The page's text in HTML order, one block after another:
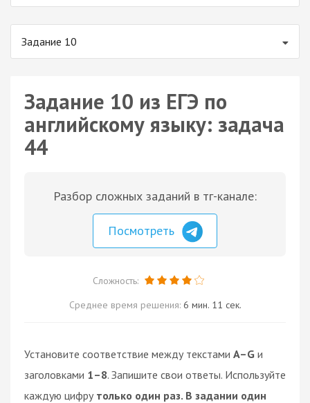
Задание 10
Задание 10 из ЕГЭ по
английскому языку: задача
44
Разбор сложных заданий в тг-канале:
Посмотреть
Сложность:
Среднее время решения: 6 мин. 11 сек.
Установите соответствие между текстами A–G и
заголовками 1–8. Запишите свои ответы. Используйте
каждую цифру только один раз. В задании один